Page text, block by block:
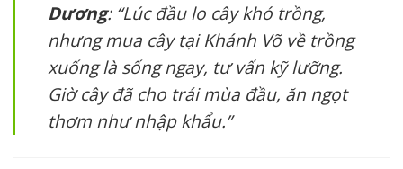
Dương: “Lúc đầu lo cây khó trồng,
nhưng mua cây tại Khánh Võ về trồng
xuống là sống ngay, tư vấn kỹ lưỡng.
Giờ cây đã cho trái mùa đầu, ăn ngọt
thơm như nhập khẩu.”